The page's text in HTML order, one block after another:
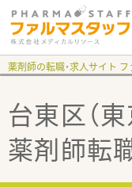
薬剤師の転職・求人サイト
台東区（
薬剤師転